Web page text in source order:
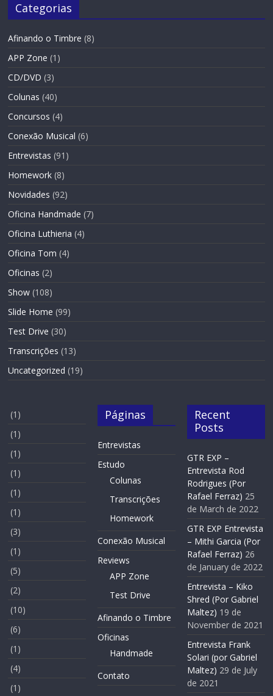
Categorias
Afinando o Timbre (8)
APP Zone (1)
CD/DVD (3)
Colunas (40)
Concursos (4)
Conexão Musical (6)
Entrevistas (91)
Homework (8)
Novidades (92)
Oficina Handmade (7)
Oficina Luthieria (4)
Oficina Tom (4)
Oficinas (2)
Show (108)
Slide Home (99)
Test Drive (30)
Transcrições (13)
Uncategorized (19)
(1)
(1)
(1)
(1)
(1)
(1)
(3)
(1)
(5)
(2)
(10)
(6)
(1)
(4)
(1)
Páginas
Entrevistas
Estudo
Colunas
Transcrições
Homework
Conexão Musical
Reviews
APP Zone
Test Drive
Afinando o Timbre
Oficinas
Handmade
Contato
Recent
Posts
GTR EXP –
Entrevista Rod
Rodrigues (Por
Rafael Ferraz) 25
de March de 2022
GTR EXP Entrevista
– Mithi Garcia (Por
Rafael Ferraz) 26
de January de 2022
Entrevista – Kiko
Shred (Por Gabriel
Maltez) 19 de
November de 2021
Entrevista Frank
Solari (por Gabriel
Maltez) 29 de July
de 2021